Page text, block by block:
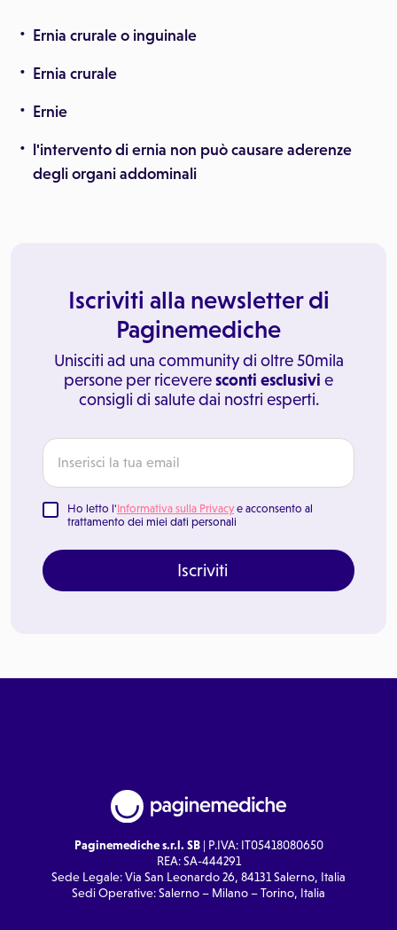
Ernia crurale o inguinale
Ernia crurale
Ernie
l'intervento di ernia non può causare aderenze
degli organi addominali
Iscriviti alla newsletter di
Paginemediche
Unisciti ad una community di oltre 50mila
persone per riceveresconti esclusivi e
consigli di salute dai nostri esperti.
Ho letto l'Informativa sulla Privacy e acconsento al
trattamento dei miei dati personali
Iscriviti
Paginemediche s.r.l. SB| P.IVA: IT05418080650
REA: SA-444291
Sede Legale: Via San Leonardo 26, 84131 Salerno, Italia
Sedi Operative: Salerno – Milano – Torino, Italia